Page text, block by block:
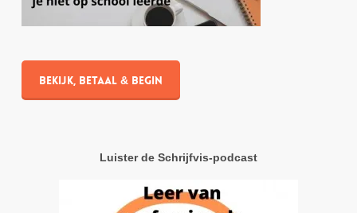
Bekijk, betaal & begin
Luister de Schrijfvis-podcast